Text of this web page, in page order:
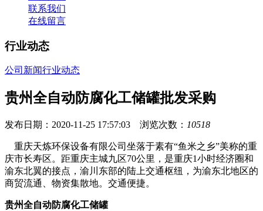
联系我们
在线留言
行业动态
公司新闻行业动态
贵州全自动防腐化工储罐批发采购
发布日期：2020-11-25 17:57:03 浏览次数： 10518
重庆天炼环保设备有限公司坐落于素有“鱼米之乡”美称的重
庆市长寿区。距重庆主城九区70公里，是重庆1小时经济圈和
渝东北翼的接点，渝川东部的陆上交通枢纽，为渝东北地区的
商贸流通、物资集散地。交通便捷。
贵州全自动防腐化工储罐